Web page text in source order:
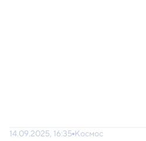
14.09.2025, 16:35 Космос